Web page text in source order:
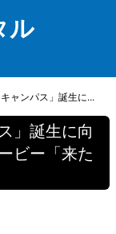
ル
ャンパス」誕生に...
」誕生に向
ビー「来た